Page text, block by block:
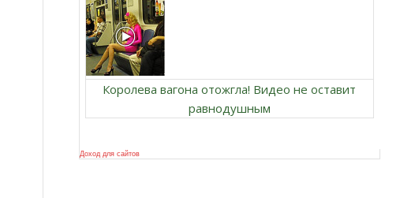
Королева вагона отожгла! Видео не оставит
равнодушным
Доход для сайтов